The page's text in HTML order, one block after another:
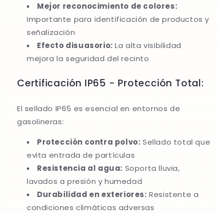
Mejor reconocimiento de colores:
Importante para identificación de productos y
señalización
Efecto disuasorio: La alta visibilidad
mejora la seguridad del recinto
Certificación IP65 - Protección Total:
El sellado IP65 es esencial en entornos de
gasolineras:
Protección contra polvo: Sellado total que
evita entrada de partículas
Resistencia al agua: Soporta lluvia,
lavados a presión y humedad
Durabilidad en exteriores: Resistente a
condiciones climáticas adversas